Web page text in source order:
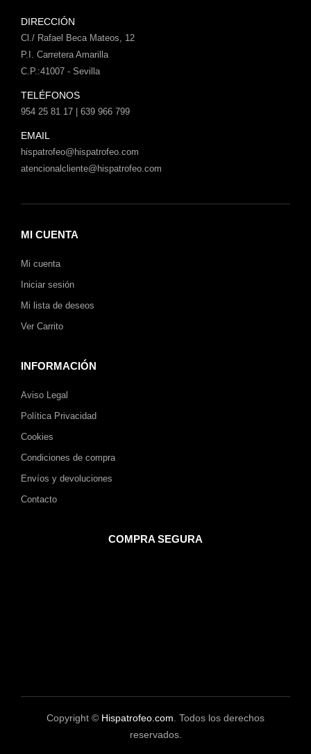
DIRECCIÓN
Cl./ Rafael Beca Mateos, 12
P.I. Carretera Amarilla
C.P.:41007 - Sevilla
TELÉFONOS
954 25 81 17 | 639 966 799
EMAIL
hispatrofeo@hispatrofeo.com
atencionalcliente@hispatrofeo.com
MI CUENTA
Mi cuenta
Iniciar sesión
Mi lista de deseos
Ver Carrito
INFORMACIÓN
Aviso Legal
Política Privacidad
Cookies
Condiciones de compra
Envíos y devoluciones
Contacto
COMPRA SEGURA
Copyright © Hispatrofeo.com . Todos los derechos
reservados.